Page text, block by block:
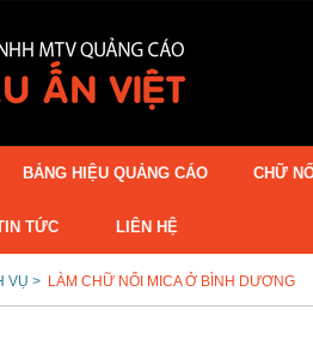
BẢNG HIỆU QUẢNG CÁO CHỮ
TỨC LIÊN HỆ
VỤ > LÀM CHỮ NỔI MICA Ở BÌNH DƯƠNG